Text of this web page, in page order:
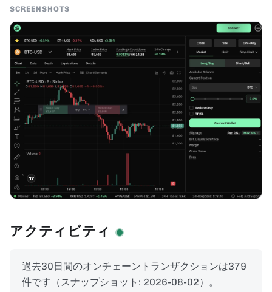
SCREENSHOTS
アクティビティ
過去30日間のオンチェーントランザクションは379
件です（スナップショット: 2026-08-02）。